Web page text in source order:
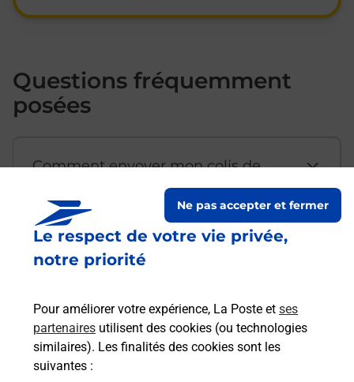
Le respect de votre vie privée,
notre priorité
Pour améliorer votre expérience, La Poste et ses
partenaires utilisent des cookies (ou technologies
similaires). Les finalités des cookies sont les
suivantes :
Ne pas accepter et fermer
Questions fréquemment
posées
Comment envoyer mon colis de
Est-il possible d’acheter un
emballage directement depuis un
Comment demander une
modification de livraison ?